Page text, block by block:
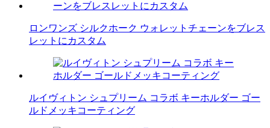
ロンワンズ シルクホーク ウォレットチェーンをブレス
レットにカスタム
ルイヴィトン シュプリーム コラボ キーホルダー ゴー
ルドメッキコーティング